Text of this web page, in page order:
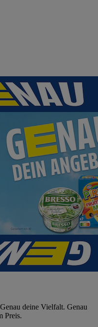
deine Vielfalt. Genau
Preis.